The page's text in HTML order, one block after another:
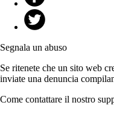
Segnala un abuso
Se ritenete che un sito web
inviate una denuncia
Come contattare il nostro